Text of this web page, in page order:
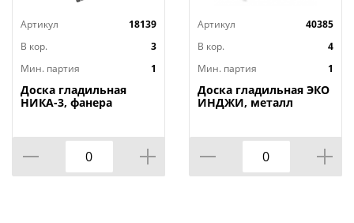
Артикул
18139
В кор.
3
Мин. партия
1
Доска гладильная
НИКА-3, фанера
Артикул
40385
В кор.
4
Мин. партия
1
Доска гладильная ЭКО
ИНДЖИ, металл